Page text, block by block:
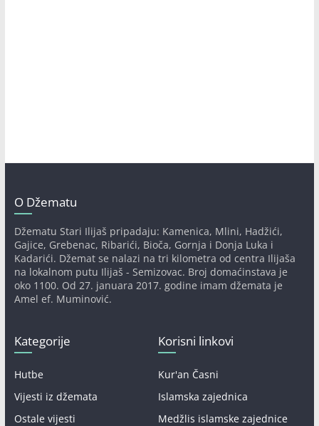
O Džematu
Džematu Stari Ilijaš pripadaju: Kamenica, Mlini, Hadžići,
Gajice, Grebenac, Ribarići, Bioča, Gornja i Donja Luka i
Kadarići. Džemat se nalazi na tri kilometra od centra Ilijaša
na lokalnom putu Ilijaš - Semizovac. Broj domaćinstava je
oko 1100. Od 27. januara 2017. godine imam džemata je
Amel ef. Muminović.
Kategorije
Hutbe
Vijesti iz džemata
Ostale vijesti
Korisni linkovi
Kur'an Časni
Islamska zajednica
Medžlis islamske zajednice